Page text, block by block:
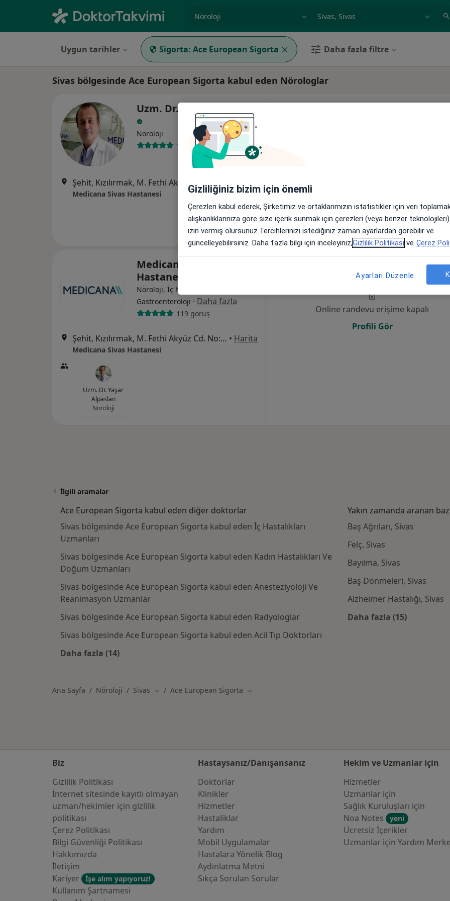
Uygun tarihler Sigorta: Ace European Sigorta Daha fazla filtre
Sivas bölgesinde Ace European Sigorta kabul eden Nörologlar
Uzm. Dr. Yaşar Alpaslan
Nöroloji
13 görüş
Harita
Medicana Sivas Hastanesi
Medicana Sivas
Hastanesi
Nöroloji, İç hastalıkları,
Gastroenteroloji · Daha fazla
119 görüş
Şehit, Kızılırmak, M. Fethi Akyüz Cd. No: 8Merkez/Sivas, Sivas • Harita
Medicana Sivas Hastanesi
Uzm. Dr. Yaşar
Alpaslan
Nöroloji
7 Ağustos 8 Ağustos
Paz,
9
Online randevu erişime kapalı
Profili Gör
İlgili aramalar
Ace European Sigorta kabul eden diğer doktorlar
Sivas bölgesinde Ace European Sigorta kabul eden İç Hastalıkları
Uzmanları
Sivas bölgesinde Ace European Sigorta kabul eden Kadın Hastalıkları Ve
Doğum Uzmanları
Sivas bölgesinde Ace European Sigorta kabul eden Anesteziyoloji Ve
Reanimasyon Uzmanlar
Sivas bölgesinde Ace European Sigorta kabul eden Radyologlar
Sivas bölgesinde Ace European Sigorta kabul eden Acil Tıp Doktorları
Daha fazla (14)
Yakın zamanda aranan
Baş Ağrıları, Sivas
Felç, Sivas
Bayılma, Sivas
Baş Dönmeleri, Sivas
Alzheimer Hastalığı, Sivas
Daha fazla (15)
Ana Sayfa Nöroloji Sivas Şehir değiştir
Ace European Sigorta Şehir değiştir
Biz
Gizlilik Politikası
İnternet sitesinde kayıtlı olmayan
uzman/hekimler i̇çin gizlilik
politikası
Çerez Politikası
Bilgi Güvenliği Politikası
Hakkımızda
İletişim
Kariyer
İşe alım yapıyoruz!
Kullanım Şartnamesi
Hastaysanız/Danışansanız
Doktorlar
Klinikler
Hizmetler
Hastaliklar
Yardım
Mobil Uygulamalar
Hastalara Yönelik Blog
Aydınlatma Metni
Sıkça Sorulan Sorular
Hekim ve Uzmanlar için
Hizmetler
Uzmanlar için
Sağlık Kuruluşları için
Noa Notes
yeni
Ücretsiz İçerikler
Uzmanlar için Yardım
Gizliliğiniz bizim için önemli
Çerezleri kabul ederek, Şirketimiz ve ortaklarımızın istatistikler için veri
alışkanlıklarınıza göre size içerik sunmak için çerezleri (veya benzer
izin vermiş olursunuz.Tercihlerinizi istediğiniz zaman ayarlardan görebilir ve
güncelleyebilirsiniz. Daha fazla bilgi için inceleyiniz,Gizlilik Politikası ve Çerez
Ayarları Düzenle